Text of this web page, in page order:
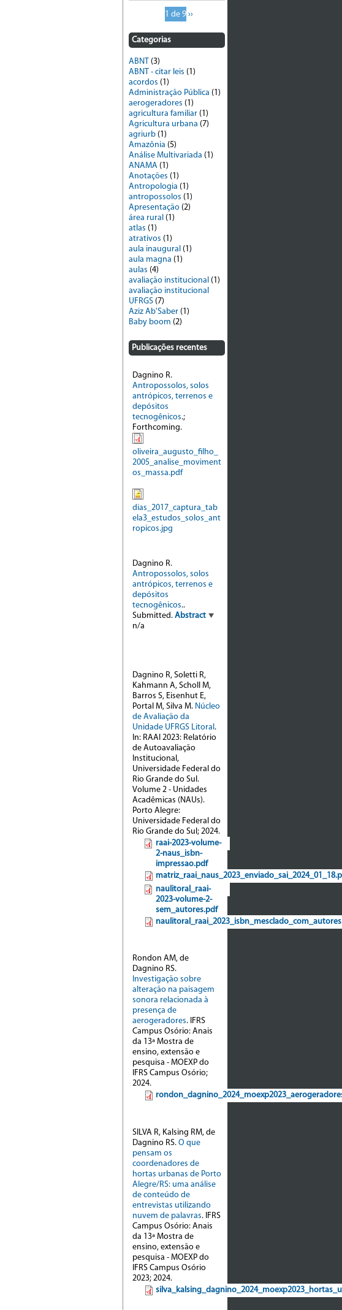
1 de 9 ››
Categorias
ABNT (3)
ABNT - citar leis (1)
acordos (1)
Administração Pública (1)
aerogeradores (1)
agricultura familiar (1)
Agricultura urbana (7)
agriurb (1)
Amazônia (5)
Análise Multivariada (1)
ANAMA (1)
Anotações (1)
Antropologia (1)
antropossolos (1)
Apresentação (2)
área rural (1)
atlas (1)
atrativos (1)
aula inaugural (1)
aula magna (1)
aulas (4)
avaliação institucional (1)
avaliação institucional
UFRGS (7)
Aziz Ab'Saber (1)
Baby boom (2)
Publicações recentes
Dagnino R.
Antropossolos, solos
antrópicos, terrenos e
depósitos
tecnogênicos.;
Forthcoming.
oliveira_augusto_filho_
2005_analise_moviment
os_massa.pdf
dias_2017_captura_tab
ela3_estudos_solos_ant
ropicos.jpg
Dagnino R.
Antropossolos, solos
antrópicos, terrenos e
depósitos
tecnogênicos..
Submitted.Abstract
n/a
Dagnino R, Soletti R,
Kahmann A, Scholl M,
Barros S, Eisenhut E,
Portal M, Silva M. Núcleo
de Avaliação da
Unidade UFRGS Litoral.
In: RAAI 2023: Relatório
de Autoavaliação
Institucional,
Universidade Federal do
Rio Grande do Sul.
Volume 2 - Unidades
Acadêmicas (NAUs).
Porto Alegre:
Universidade Federal do
Rio Grande do Sul; 2024.
raai-2023-volume-
2-naus_isbn-
impressao.pdf
naulitoral_raai-
2023-volume-2-
sem_autores.pdf
Rondon AM, de
Dagnino RS.
Investigação sobre
alteração na paisagem
sonora relacionada à
presença de
aerogeradores. IFRS
Campus Osório: Anais
da 13ª Mostra de
ensino, extensão e
pesquisa - MOEXP do
IFRS Campus Osório;
2024.
SILVA R, Kalsing RM, de
Dagnino RS. O que
pensam os
coordenadores de
hortas urbanas de Porto
Alegre/RS: uma análise
de conteúdo de
entrevistas utilizando
nuvem de palavras. IFRS
Campus Osório: Anais
da 13ª Mostra de
ensino, extensão e
pesquisa - MOEXP do
IFRS Campus Osório
2023; 2024.